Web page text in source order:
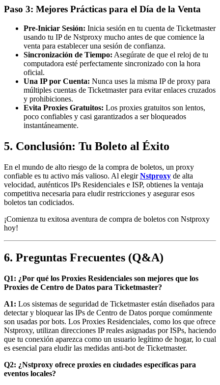
Paso 3: Mejores Prácticas para el Día de la Venta
Pre-Iniciar Sesión: Inicia sesión en tu cuenta de Ticketmaster
usando tu IP de Nstproxy mucho antes de que comience la
venta para establecer una sesión de confianza.
Sincronización de Tiempo: Asegúrate de que el reloj de tu
computadora esté perfectamente sincronizado con la hora
oficial.
Una IP por Cuenta: Nunca uses la misma IP de proxy para
múltiples cuentas de Ticketmaster para evitar enlaces cruzados
y prohibiciones.
Evita Proxies Gratuitos: Los proxies gratuitos son lentos,
poco confiables y casi garantizados a ser bloqueados
instantáneamente.
5. Conclusión: Tu Boleto al Éxito
En el mundo de alto riesgo de la compra de boletos, un proxy
confiable es tu activo más valioso. Al elegirNstproxy de alta
velocidad, auténticos IPs Residenciales e ISP, obtienes la ventaja
competitiva necesaria para eludir restricciones y asegurar esos
boletos tan codiciados.
¡Comienza tu exitosa aventura de compra de boletos con Nstproxy
hoy!
6. Preguntas Frecuentes (Q&A)
Q1: ¿Por qué los Proxies Residenciales son mejores que los
Proxies de Centro de Datos para Ticketmaster?
A1: Los sistemas de seguridad de Ticketmaster están diseñados para
detectar y bloquear las IPs de Centro de Datos porque comúnmente
son usadas por bots. Los Proxies Residenciales, como los que ofrece
Nstproxy, utilizan direcciones IP reales asignadas por ISPs, haciendo
que tu conexión aparezca como un usuario legítimo de hogar, lo cual
es esencial para eludir las medidas anti-bot de Ticketmaster.
Q2: ¿Nstproxy ofrece proxies en ciudades específicas para
eventos locales?